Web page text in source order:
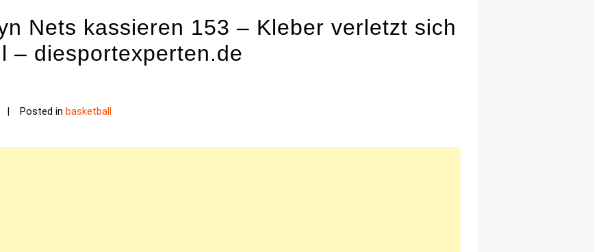
Nets kassieren 153 – Kleber verletzt sich
– diesportexperten.de
Posted in basketball